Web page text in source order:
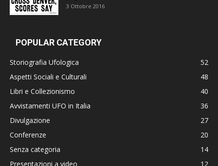
3 Ottobre 2016
POPULAR CATEGORY
Storiografia Ufologica
52
Aspetti Sociali e Culturali
48
Libri e Collezionismo
40
Avvistamenti UFO in Italia
36
Divulgazione
27
Conferenze
20
Senza categoria
14
Presentazioni a video
12